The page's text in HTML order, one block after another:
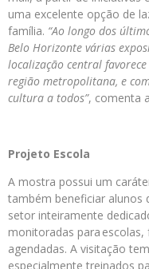
uma excelente opção de
família. “Ao longo dos
Belo Horizonte várias
localização central
região metropolitana, e
cultura a todos”, comenta
Projeto Escola
A mostra possui um
também beneficiar alunos
setor inteiramente
monitoradas para
agendadas. A visitação
especialmente treinados